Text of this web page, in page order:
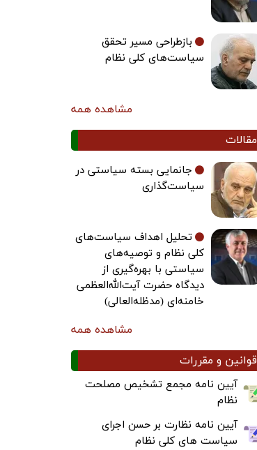
بازطراحی مسیر تحقق
سیاست‌های کلی نظام
مشاهده همه
مقالات
جانمایی بسته سیاستی در
سیاست‌گذاری
تحلیل اهداف سیاست‌های
کلی نظام و توصیه‌های
سیاستی با بهره‌گیری از
دیدگاه حضرت آیت‌الله‌العظمی
خامنه‌ای (مدظله‌العالی)
مشاهده همه
قوانین و مقررات
آیین نامه مجمع تشخیص مصلحت
نظام
آیین نامه نظارت بر حسن اجرای
سیاست های کلی نظام